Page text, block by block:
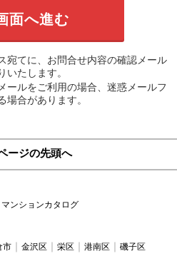
宛てに、お問合せ内容の確認メール
いたします。
ールをご利用の場合、迷惑メールフ
場合があります。
ージの先頭へ
マンションカタログ
市 金沢区 栄区 港南区 磯子区